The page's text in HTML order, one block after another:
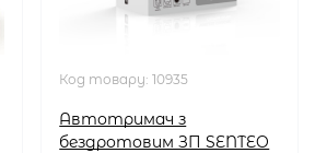
Код товару:10935
Автотримач з
бездротовим ЗП SENTEO